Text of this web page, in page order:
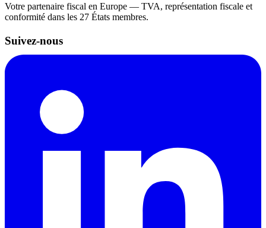
Votre partenaire fiscal en Europe — TVA, représentation fiscale et
conformité dans les 27 États membres.
Suivez-nous